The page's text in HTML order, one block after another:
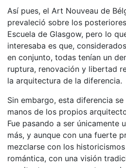
Así pues, el Art Nouveau de
prevaleció sobre los
Escuela de Glasgow, pero lo
interesaba es que,
en conjunto, todas tenían un
ruptura, renovación y libertad
la arquitectura de la diferencia.
Sin embargo, esta diferencia
manos de los propios
Fue pasando a ser únicamente
más, y aunque con una fuerte
mezclarse con los
romántica, con una visión